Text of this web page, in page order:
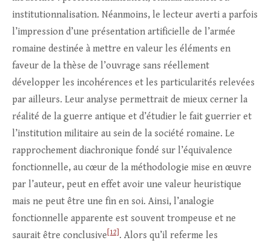
institutionnalisation. Néanmoins, le lecteur averti a parfois
l’impression d’une présentation artificielle de l’armée
romaine destinée à mettre en valeur les éléments en
faveur de la thèse de l’ouvrage sans réellement
développer les incohérences et les particularités relevées
par ailleurs. Leur analyse permettrait de mieux cerner la
réalité de la guerre antique et d’étudier le fait guerrier et
l’institution militaire au sein de la société romaine. Le
rapprochement diachronique fondé sur l’équivalence
fonctionnelle, au cœur de la méthodologie mise en œuvre
par l’auteur, peut en effet avoir une valeur heuristique
mais ne peut être une fin en soi. Ainsi, l’analogie
fonctionnelle apparente est souvent trompeuse et ne
saurait être conclusive [12] . Alors qu’il referme les